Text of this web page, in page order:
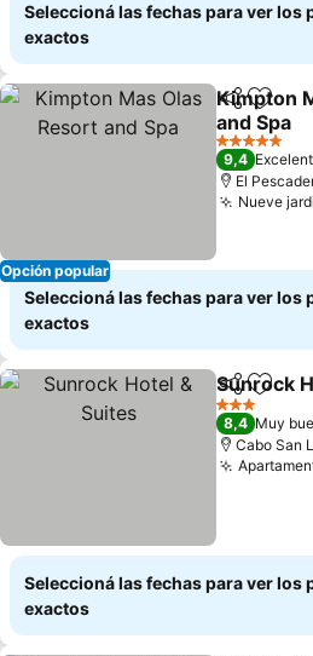
Seleccioná las fechas para ver los
exactos
Opción popular
Compartir
Kimpton
and Spa
5 Estrellas
9,4
El
Nueve
Seleccioná las fechas para ver los
exactos
Compartir
Sunrock
3 Estrellas
8,4 Muy
Cabo San
Seleccioná las fechas para ver los
exactos